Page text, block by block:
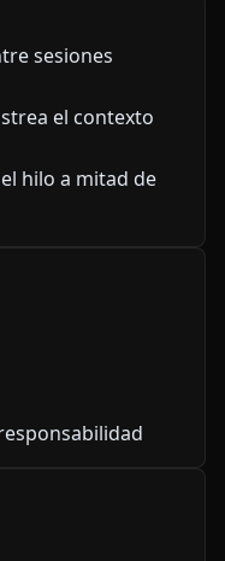
sesiones
el contexto
hilo a mitad de